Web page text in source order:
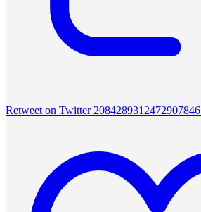
Retweet on Twitter 2084289312472907846